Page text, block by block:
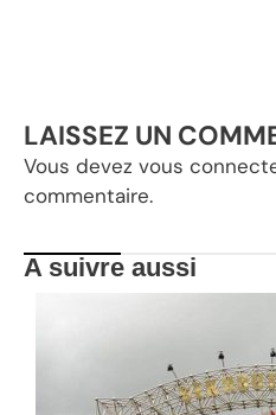
LAISSEZ UN
Vous devez vous
commentaire.
A suivre aussi